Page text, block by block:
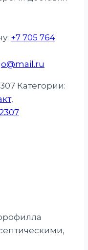
+7 705 764
Категории:
,